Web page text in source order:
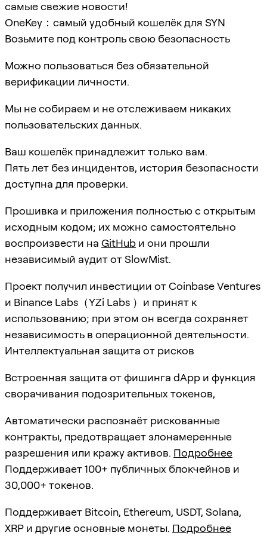
самые свежие новости!
OneKey：самый удобный кошелёк для SYN
Возьмите под контроль свою безопасность
Можно пользоваться без обязательной
верификации личности.
Мы не собираем и не отслеживаем никаких
пользовательских данных.
Ваш кошелёк принадлежит только вам.
Пять лет без инцидентов, история безопасности
доступна для проверки.
Прошивка и приложения полностью с открытым
исходным кодом; их можно самостоятельно
воспроизвести на GitHub и они прошли
независимый аудит от SlowMist.
Проект получил инвестиции от Coinbase Ventures
и Binance Labs（YZi Labs ）и принят к
использованию; при этом он всегда сохраняет
независимость в операционной деятельности.
Интеллектуальная защита от рисков
Встроенная защита от фишинга dApp и функция
сворачивания подозрительных токенов,
Автоматически распознаёт рискованные
контракты, предотвращает злонамеренные
разрешения или кражу активов. Подробнее
Поддерживает 100+ публичных блокчейнов и
30,000+ токенов.
Поддерживает Bitcoin, Ethereum, USDT, Solana,
XRP и другие основные монеты. Подробнее